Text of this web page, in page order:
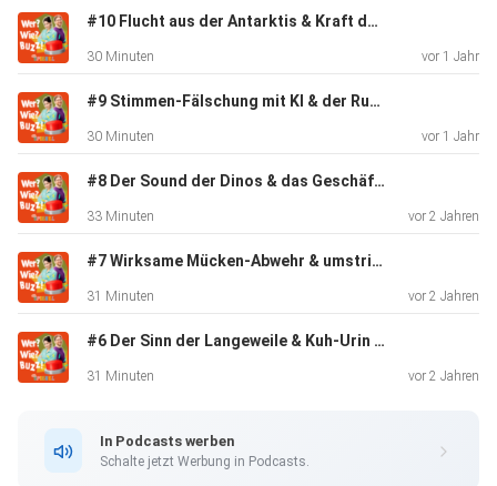
Vorschläge und Sprachnachrichten per Mail an
deinspiegel@spiegel.de oder auch per WhatsApp und
Signal an:
+49152 313 903 68. Unsere Postadresse lautete: »Dein
SPIEGEL«,
schwierig?
#10 Flucht aus der Antarktis & Kraft der Sprichwörter
30 Minuten vor 1 Jahr
#9 Stimmen-Fälschung mit KI & der Run auf Sneaker
30 Minuten vor 1 Jahr
#8 Der Sound der Dinos & das Geschäft mit K-Pop
33 Minuten vor 2 Jahren
#7 Wirksame Mücken-Abwehr & umstrittene Energy-Drinks
31 Minuten vor 2 Jahren
#6 Der Sinn der Langeweile & Kuh-Urin als Farbstoff
31 Minuten vor 2 Jahren
In Podcasts werben
Schalte jetzt Werbung in Podcasts.